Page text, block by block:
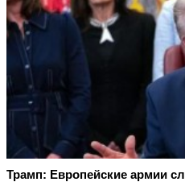
Трамп: Европейские армии